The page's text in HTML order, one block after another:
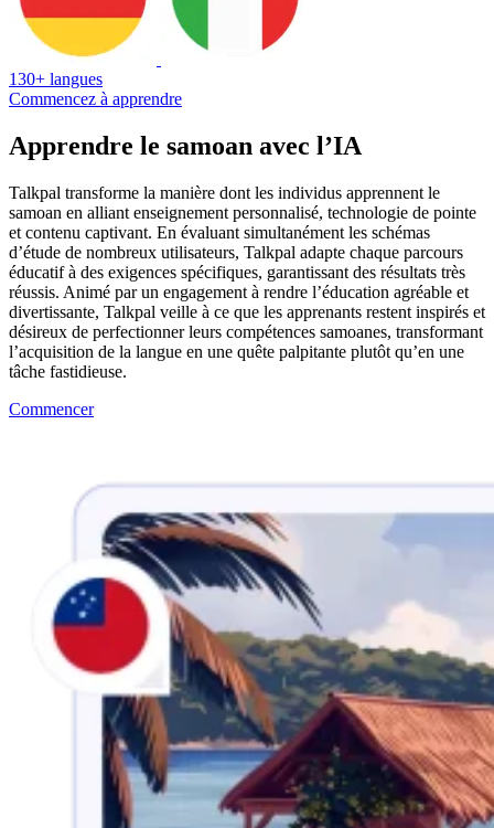
130+ langues
Commencez à apprendre
Apprendre le samoan avec l’IA
Talkpal transforme la manière dont les individus apprennent le
samoan en alliant enseignement personnalisé, technologie de pointe
et contenu captivant. En évaluant simultanément les schémas
d’étude de nombreux utilisateurs, Talkpal adapte chaque parcours
éducatif à des exigences spécifiques, garantissant des résultats très
réussis. Animé par un engagement à rendre l’éducation agréable et
divertissante, Talkpal veille à ce que les apprenants restent inspirés et
désireux de perfectionner leurs compétences samoanes, transformant
l’acquisition de la langue en une quête palpitante plutôt qu’en une
tâche fastidieuse.
Commencer